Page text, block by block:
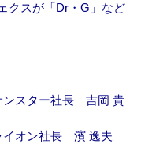
クスが「Dr・G」など
ンスター社長 吉岡 貴
イオン社長 濱 逸夫